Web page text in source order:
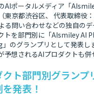
AIポータルメディア「
東京都渋谷区、 代表取締役
る問い合わせなどの独自の
トを部門別に「AIsmiley AI
のグランプリとして発表し
予想されるAIプロダクトも併
ト部門別グランプ
発表！